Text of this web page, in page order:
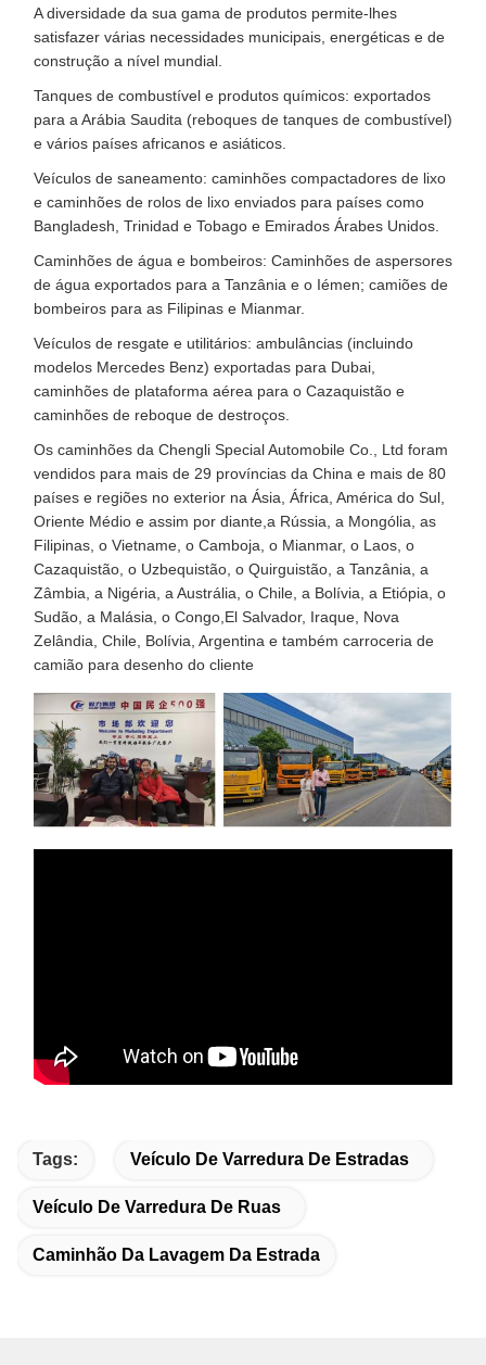
A diversidade da sua gama de produtos permite-lhes
satisfazer várias necessidades municipais, energéticas e de
construção a nível mundial.
Tanques de combustível e produtos químicos: exportados
para a Arábia Saudita (reboques de tanques de combustível)
e vários países africanos e asiáticos.
Veículos de saneamento: caminhões compactadores de lixo
e caminhões de rolos de lixo enviados para países como
Bangladesh, Trinidad e Tobago e Emirados Árabes Unidos.
Caminhões de água e bombeiros: Caminhões de aspersores
de água exportados para a Tanzânia e o Iémen; camiões de
bombeiros para as Filipinas e Mianmar.
Veículos de resgate e utilitários: ambulâncias (incluindo
modelos Mercedes Benz) exportadas para Dubai,
caminhões de plataforma aérea para o Cazaquistão e
caminhões de reboque de destroços.
Os caminhões da Chengli Special Automobile Co., Ltd foram
vendidos para mais de 29 províncias da China e mais de 80
países e regiões no exterior na Ásia, África, América do Sul,
Oriente Médio e assim por diante,a Rússia, a Mongólia, as
Filipinas, o Vietname, o Camboja, o Mianmar, o Laos, o
Cazaquistão, o Uzbequistão, o Quirguistão, a Tanzânia, a
Zâmbia, a Nigéria, a Austrália, o Chile, a Bolívia, a Etiópia, o
Sudão, a Malásia, o Congo,El Salvador, Iraque, Nova
Zelândia, Chile, Bolívia, Argentina e também carroceria de
camião para desenho do cliente
Tags: Veículo De Varredura De Estradas
Veículo De Varredura De Ruas
Caminhão Da Lavagem Da Estrada